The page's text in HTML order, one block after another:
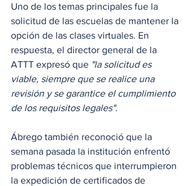
Uno de los temas principales fue la
solicitud de las escuelas de mantener la
opción de las clases virtuales. En
respuesta, el director general de la
ATTT expresó que "la solicitud es
viable, siempre que se realice una
revisión y se garantice el cumplimiento
de los requisitos legales".
Ábrego también reconoció que la
semana pasada la institución enfrentó
problemas técnicos que interrumpieron
la expedición de certificados de